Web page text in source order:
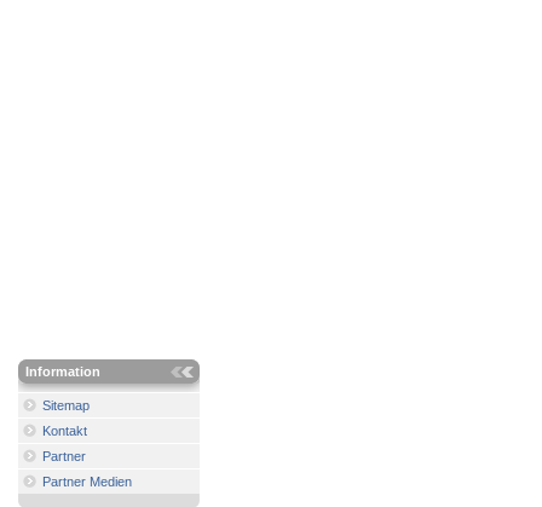
Information
Sitemap
Kontakt
Partner
Partner Medien